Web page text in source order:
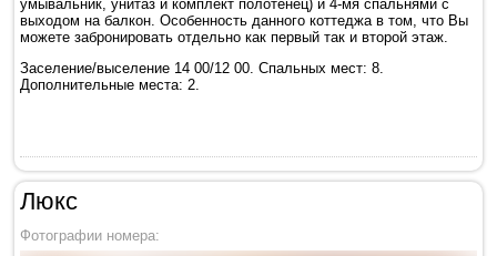
умывальник, унитаз и комплект полотенец) и 4-мя спальнями с
выходом на балкон. Особенность данного коттеджа в том, что Вы
можете забронировать отдельно как первый так и второй этаж.
Заселение/выселение 14 00/12 00. Спальных мест: 8.
Дополнительные места: 2.
Люкс
Фотографии номера: